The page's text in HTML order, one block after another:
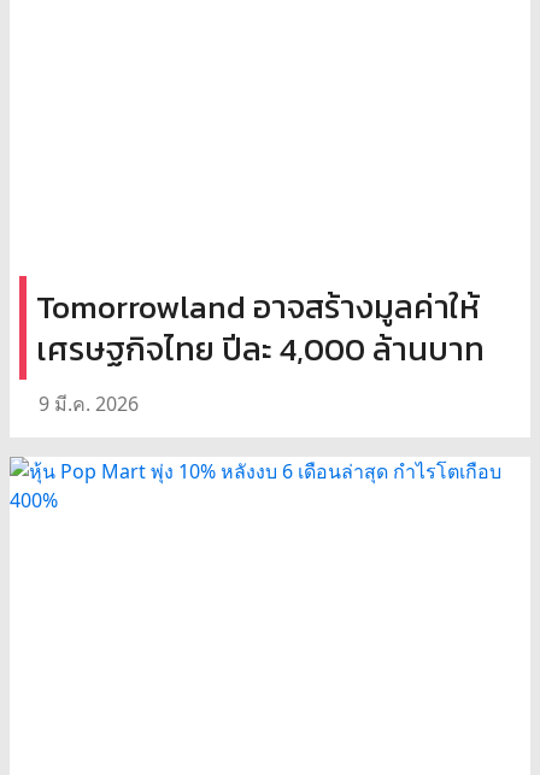
Tomorrowland อาจสร้างมูลค่าให้
เศรษฐกิจไทย ปีละ 4,000 ล้านบาท
9 มี.ค. 2026